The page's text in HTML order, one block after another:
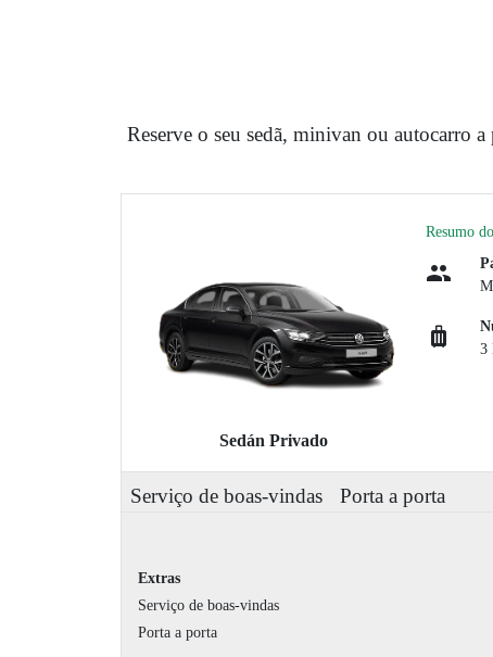
Reserve o seu sedã, minivan ou autocarro
Sedán Privado
Resumo
3
Serviço de boas-vindas Porta a porta
Extras
Serviço de boas-vindas
Porta a porta